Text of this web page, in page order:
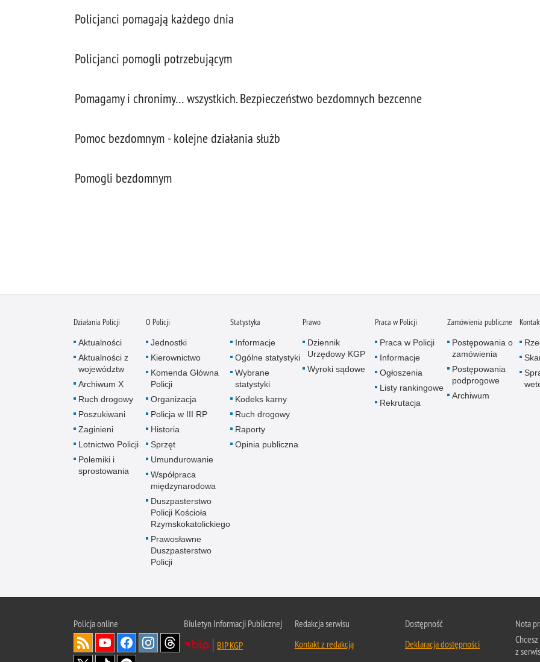
Policjanci pomagają każdego dnia
Policjanci pomogli potrzebującym
Pomagamy i chronimy… wszystkich. Bezpieczeństwo bezdomnych bezcenne
Pomoc bezdomnym - kolejne działania służb
Pomogli bezdomnym
Działania Policji
Aktualności
Aktualności z
województw
Archiwum X
Ruch drogowy
Poszukiwani
Zaginieni
Lotnictwo Policji
Polemiki i
sprostowania
O Policji
Jednostki
Kierownictwo
Komenda Główna
Policji
Organizacja
Policja w III RP
Historia
Sprzęt
Umundurowanie
Współpraca
międzynarodowa
Duszpasterstwo
Policji Kościoła
Rzymskokatolickiego
Prawosławne
Duszpasterstwo
Policji
Statystyka
Informacje
Ogólne statystyki
Wybrane
statystyki
Kodeks karny
Ruch drogowy
Raporty
Opinia publiczna
Prawo
Dziennik
Urzędowy KGP
Wyroki sądowe
Praca w Policji
Praca w Policji
Informacje
Ogłoszenia
Listy rankingowe
Rekrutacja
Zamówienia publiczne
Postępowania o
zamówienia
Postępowania
podprogowe
Archiwum
Policjaonline
Biuletyn Informacji Publicznej
BIP KGP
Redakcja serwisu
Kontakt z redakcją
Dostępność
Deklaracja dostępności
Nota
z